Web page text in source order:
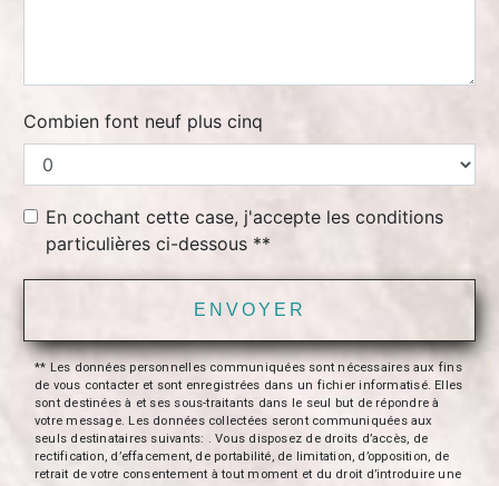
Combien font neuf plus cinq
En cochant cette case, j'accepte les conditions
particulières ci-dessous **
ENVOYER
** Les données personnelles communiquées sont nécessaires aux fins
de vous contacter et sont enregistrées dans un fichier informatisé. Elles
sont destinées à et ses sous-traitants dans le seul but de répondre à
votre message. Les données collectées seront communiquées aux
seuls destinataires suivants: . Vous disposez de droits d’accès, de
rectification, d’effacement, de portabilité, de limitation, d’opposition, de
retrait de votre consentement à tout moment et du droit d’introduire une